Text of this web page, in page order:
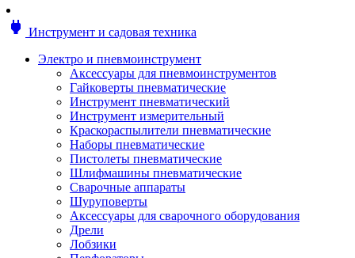
Аксессуары для садовых инструментов
Инструмент ручной
Лопаты
Садово-посадочные инструменты
Садовые ножницы
Садовые пилы и ножи
Секаторы и сучкорезы
Топоры
Баллоны газовые
Мангалы и коптильни
Мебель для сада
Ножницы по металлу
Тележки садовые
Автомобильная техника
power Инструмент и садовая техника
Электро и пневмоинструмент
Аксессуары для пневмоинструментов
Гайковерты пневматические
Инструмент пневматический
Инструмент измерительный
Краскораспылители пневматические
Наборы пневматические
Пистолеты пневматические
Шлифмашины пневматические
Сварочные аппараты
Шуруповерты
Аксессуары для сварочного оборудования
Дрели
Лобзики